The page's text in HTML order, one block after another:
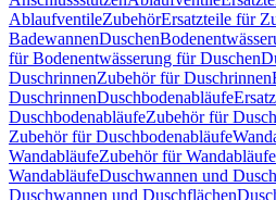
AblaufventileZubehörErsatzteile für
BadewannenDuschen
für Bodenentwässerung für Duschen
DuschrinnenZubehör für Duschrinnen
DuschrinnenDuschbodenabläufe
DuschbodenabläufeZubehör für
Zubehör für Duschbodenabläufe
WandabläufeZubehör für Wandabläufe
WandabläufeDuschwannen und
Duschwannen und Duschflächen